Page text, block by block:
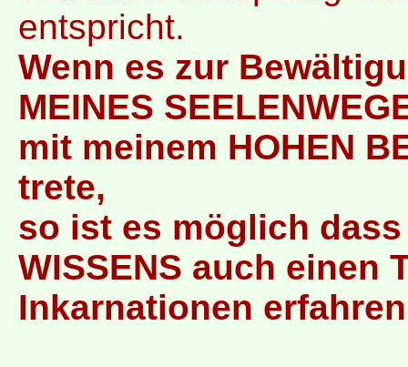
entspricht.
Wenn es zur
MEINES
mit meinem HOHEN
trete,
so ist es möglich dass
WISSENS auch einen
Inkarnationen